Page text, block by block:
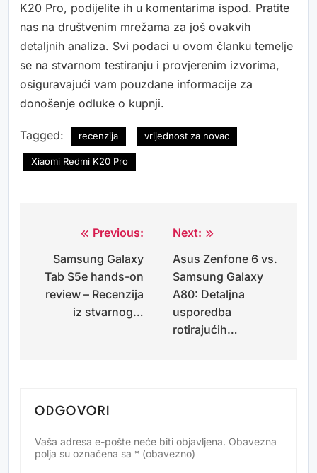
K20 Pro, podijelite ih u komentarima ispod. Pratite
nas na društvenim mrežama za još ovakvih
detaljnih analiza. Svi podaci u ovom članku temelje
se na stvarnom testiranju i provjerenim izvorima,
osiguravajući vam pouzdane informacije za
donošenje odluke o kupnji.
Tagged: recenzija vrijednost za novac
Xiaomi Redmi K20 Pro
Navigacija
objava
Previous:
Samsung Galaxy
Tab S5e hands-on
review – Recenzija
iz stvarnog…
Next:
Asus Zenfone 6 vs.
Samsung Galaxy
A80: Detaljna
usporedba
rotirajućih…
ODGOVORI
Vaša adresa e-pošte neće biti objavljena. Obavezna
polja su označena sa * (obavezno)
Alternative: